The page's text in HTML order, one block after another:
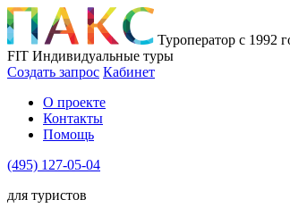
Туроператор с 1992
FIT Индивидуальные туры
Создать запрос Кабинет
О проекте
Контакты
Помощь
(495) 127-05-04
для туристов